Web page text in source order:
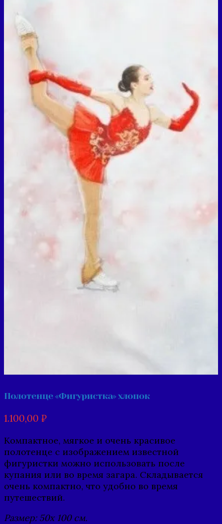
Полотенце «Фигуристка» хлопок
1.100,00 ₽
Компактное, мягкое и очень красивое
полотенце с изображением известной
фигуристки можно использовать после
купания или во время загара. Складывается
очень компактно, что удобно во время
путешествий.
Размер: 50x 100 см.